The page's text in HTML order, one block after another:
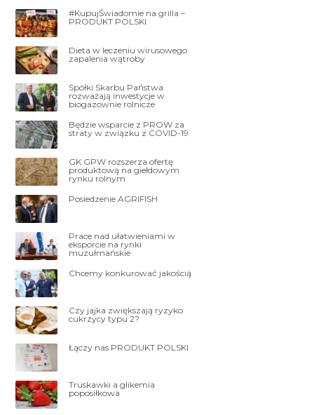
#KupujŚwiadomie na grilla –
PRODUKT POLSKI
Dieta w leczeniu wirusowego
zapalenia wątroby
Spółki Skarbu Państwa
rozważają inwestycje w
biogazownie rolnicze
Będzie wsparcie z PROW za
straty w związku z COVID-19
GK GPW rozszerza ofertę
produktową na giełdowym
rynku rolnym
Posiedzenie AGRIFISH
Prace nad ułatwieniami w
eksporcie na rynki
muzułmańskie
Chcemy konkurować jakością
Czy jajka zwiększają ryzyko
cukrzycy typu 2?
Łączy nas PRODUKT POLSKI
Truskawki a glikemia
poposiłkowa